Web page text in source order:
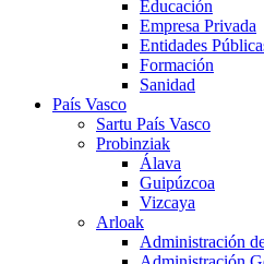
Educación
Empresa Privada
Entidades
Formación
Sanidad
País Vasco
Sartu País Vasco
Probinziak
Álava
Guipúzcoa
Vizcaya
Arloak
Administración